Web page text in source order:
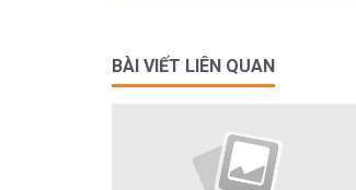
BÀI VIẾT LIÊN QUAN